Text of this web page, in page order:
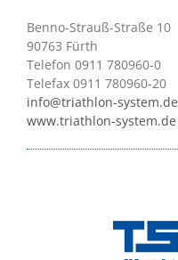
Benno-Strauß-Straße 10
90763 Fürth
Telefon 0911 780960-0
Telefax 0911 780960-20
info@triathlon-system.de
www.triathlon-system.de